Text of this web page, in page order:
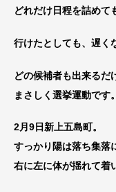
どれだけ日程を詰めて
行けたとしても、遅く
どの候補者も出来るだ
まさしく選挙運動です。
2月9日新上五島町。
すっかり陽は落ち集落
右に左に体が揺れて着